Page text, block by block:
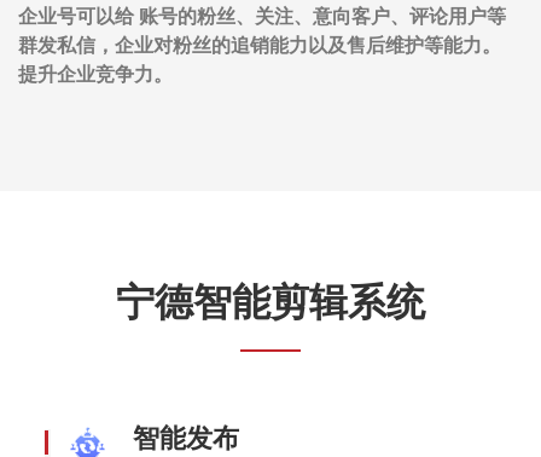
企业号可以给 账号的粉丝、关注、意向客户、评论用户等
群发私信，企业对粉丝的追销能力以及售后维护等能力。
提升企业竞争力。
宁德智能剪辑系统
智能发布